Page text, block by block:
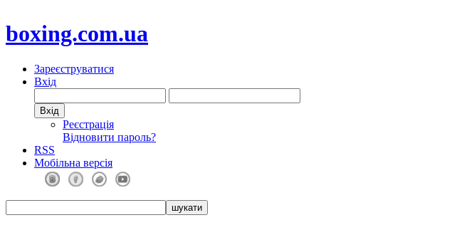
boxing.com.ua
Зареєструватися
Вхід
Реєстрація
Відновити пароль?
RSS
Мобільна версія